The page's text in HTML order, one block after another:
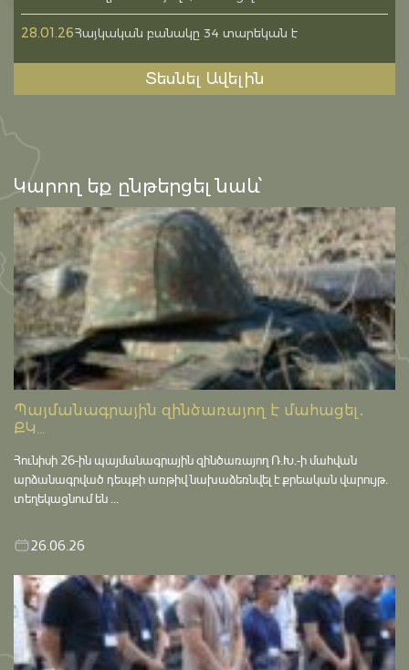
28.01.26Հայկական բանակը 34 տարեկան է
Տեսնել Ավելին
Կարող եք ընթերցել նաև՝
Պայմանագրային զինծառայող է մահացել․
ՔԿ...
Հունիսի 26-ին պայմանագրային զինծառայող Ռ.Խ.-ի մահվան
արձանագրված դեպքի առթիվ նախաձեռնվել է քրեական վարույթ․
տեղեկացնում են ...
26.06.26